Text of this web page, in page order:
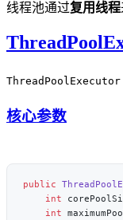
线程池通过复用线程
ThreadPoolExecutor
核心参数
public
    int
    int